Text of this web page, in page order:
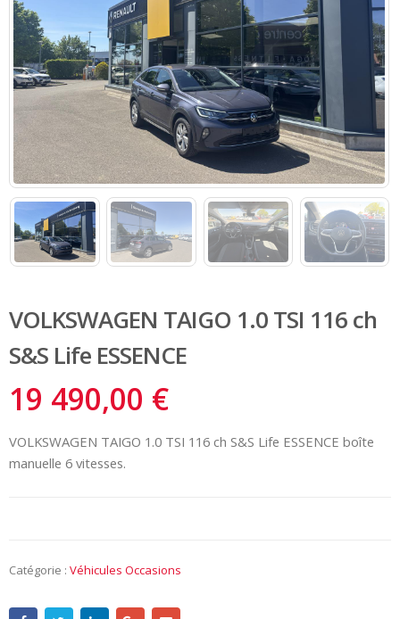
VOLKSWAGEN TAIGO 1.0 TSI 116 ch
S&S Life ESSENCE
19 490,00 €
VOLKSWAGEN TAIGO 1.0 TSI 116 ch S&S Life ESSENCE boîte
manuelle 6 vitesses.
Catégorie : Véhicules Occasions